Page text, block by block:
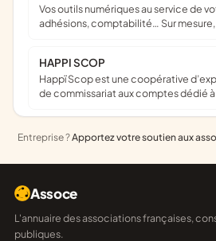
Vos outils numériques au service de votre mission : site web,
adhésions, comptabilité… Sur mesure,
HAPPI SCOP
Happï Scop est une coopérative d’expertise comptable &
de commissariat aux comptes dédié à
Entreprise ?Apportez votre soutien aux
Assoce
L'annuaire des associations françaises, construit sur les données
publiques.